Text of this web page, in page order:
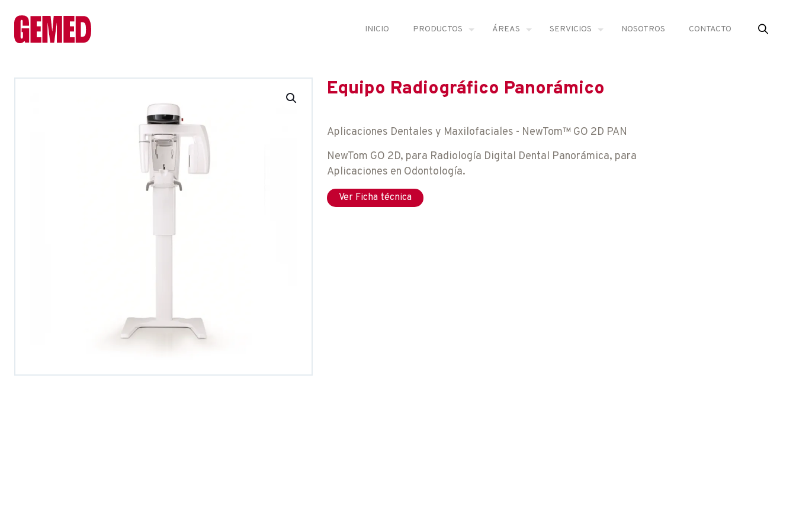
INICIO PRODUCTOS ÁREAS SERVICIOS NOSOTROS CONTACTO
Equipo Radiográfico Panorámico
Aplicaciones Dentales y Maxilofaciales - NewTom™ GO 2D PAN
NewTom GO 2D, para Radiología Digital Dental Panorámica, para
Aplicaciones en Odontología.
Ver Ficha técnica